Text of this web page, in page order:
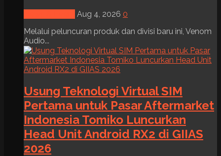
Aug 4, 2026 0
Melalui peluncuran produk dan divisi baru ini, Venom
Audio...
Usung Teknologi Virtual SIM
Pertama untuk Pasar Aftermarket
Indonesia Tomiko Luncurkan
Head Unit Android RX2 di GIIAS
2026